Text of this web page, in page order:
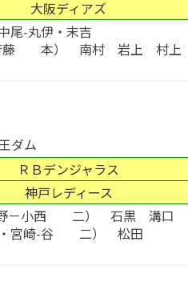
大阪ディアズ
尾-丸伊・末吉
藤 本） 南村 岩上 村上
ダム
ＲＢデンジャラス
神戸レディース
－小西 二） 石黒 溝口
宮崎-谷 二） 松田